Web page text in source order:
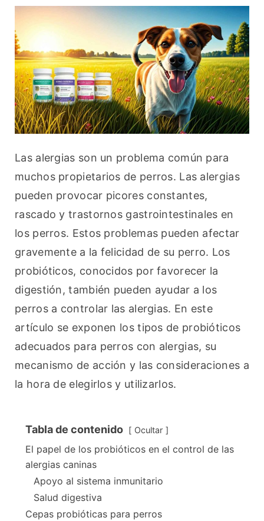
Las alergias son un problema común para
muchos propietarios de perros. Las alergias
pueden provocar picores constantes,
rascado y trastornos gastrointestinales en
los perros. Estos problemas pueden afectar
gravemente a la felicidad de su perro. Los
probióticos, conocidos por favorecer la
digestión, también pueden ayudar a los
perros a controlar las alergias. En este
artículo se exponen los tipos de probióticos
adecuados para perros con alergias, su
mecanismo de acción y las consideraciones a
la hora de elegirlos y utilizarlos.
Tabla de contenido Ocultar
El papel de los probióticos en el control de las
alergias caninas
Apoyo al sistema inmunitario
Salud digestiva
Cepas probióticas para perros